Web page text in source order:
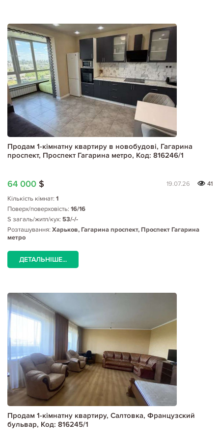
Продам 1-кімнатну квартиру в новобудові, Гагарина
проспект, Проспект Гагарина метро, Код: 816246/1
64 000 $ 19.07.26
41
Кількість кімнат: 1
Поверх/поверховість: 16/16
S загаль/житл/кух: 53/-/-
Розташування: Харьков, Гагарина проспект, Проспект Гагарина
метро
ДЕТАЛЬНІШЕ...
Продам 1-кімнатну квартиру, Салтовка, Французский
бульвар, Код: 816245/1